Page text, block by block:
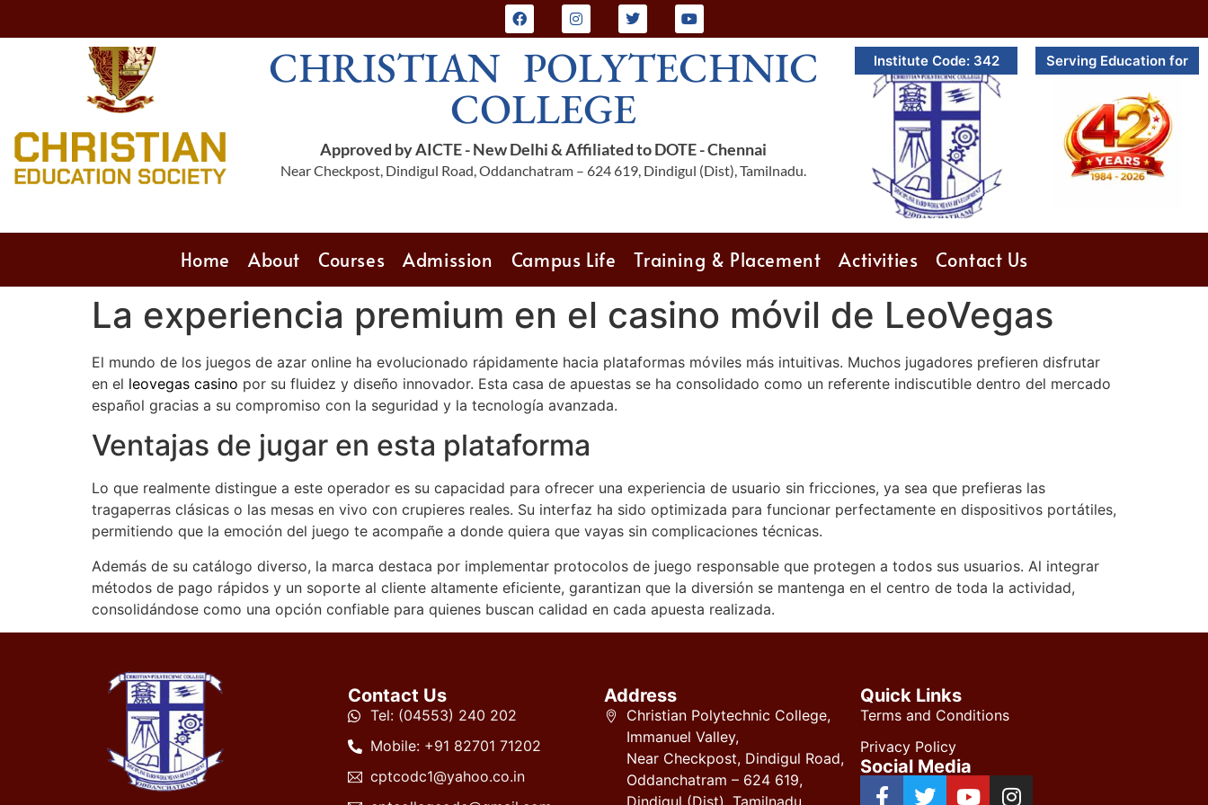
CHRISTIAN POLYTECHNIC
COLLEGE
Approved by AICTE - New Delhi & Affiliated to DOTE - Chennai
Near Checkpost, Dindigul Road, Oddanchatram – 624 619, Dindigul (Dist), Tamilnadu.
Institute Code: 342 Serving Education for
Home About Courses Admission Campus Life Training & Placement Activities Contact Us
La experiencia premium en el casino móvil de LeoVegas
El mundo de los juegos de azar online ha evolucionado rápidamente hacia plataformas móviles más intuitivas. Muchos jugadores prefieren disfrutar
en el leovegas casino por su fluidez y diseño innovador. Esta casa de apuestas se ha consolidado como un referente indiscutible dentro del mercado
español gracias a su compromiso con la seguridad y la tecnología avanzada.
Ventajas de jugar en esta plataforma
Lo que realmente distingue a este operador es su capacidad para ofrecer una experiencia de usuario sin fricciones, ya sea que prefieras las
tragaperras clásicas o las mesas en vivo con crupieres reales. Su interfaz ha sido optimizada para funcionar perfectamente en dispositivos portátiles,
permitiendo que la emoción del juego te acompañe a donde quiera que vayas sin complicaciones técnicas.
Además de su catálogo diverso, la marca destaca por implementar protocolos de juego responsable que protegen a todos sus usuarios. Al integrar
métodos de pago rápidos y un soporte al cliente altamente eficiente, garantizan que la diversión se mantenga en el centro de toda la actividad,
consolidándose como una opción confiable para quienes buscan calidad en cada apuesta realizada.
Contact Us
Tel: (04553) 240 202
Mobile: +91 82701 71202
cptcodc1@yahoo.co.in
Address
Christian Polytechnic College,
Immanuel Valley,
Near Checkpost, Dindigul Road,
Oddanchatram – 624 619,
Quick Links
Terms and Conditions
Privacy Policy
Social Media